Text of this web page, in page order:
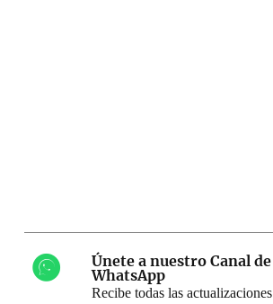
Únete a nuestro Canal de
WhatsApp
Recibe todas las actualizaciones